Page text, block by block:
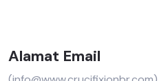
Alamat Email